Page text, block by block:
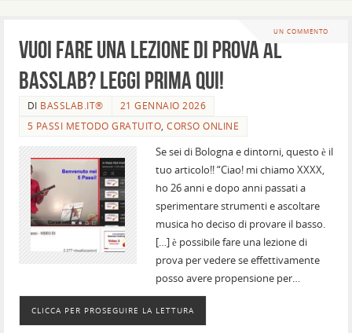
UN COMMENTO
Vuoi fare una lezione di prova al
BassLab? Leggi prima qui!
DI BASSLAB.IT®
21 GENNAIO 2026
5 PASSI METODO GRATUITO,CORSO ONLINE
Se sei di Bologna e dintorni, questo è il
tuo articolo!! “Ciao! mi chiamo XXXX,
ho 26 anni e dopo anni passati a
sperimentare strumenti e ascoltare
musica ho deciso di provare il basso.
[…] è possibile fare una lezione di
prova per vedere se effettivamente
posso avere propensione per…
CLICCA PER PROSEGUIRE LA LETTURA